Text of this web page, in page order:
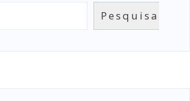
Pesquisar